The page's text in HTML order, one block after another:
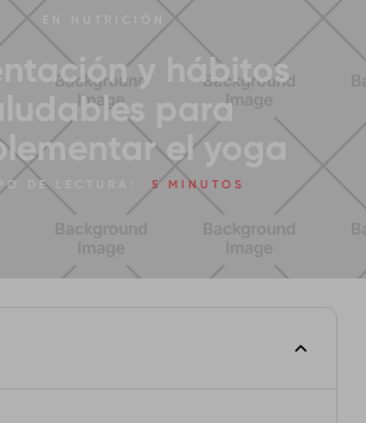
y hábitos
para
el yoga
DE LECTURA: 5 MINUTOS